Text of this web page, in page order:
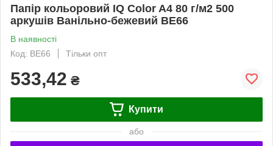
Папір кольоровий IQ Color A4 80 г/м2 500
аркушів Ванільно-бежевий BE66
В наявності
Код: BE66
Тільки опт
533,42 ₴
Купити
або